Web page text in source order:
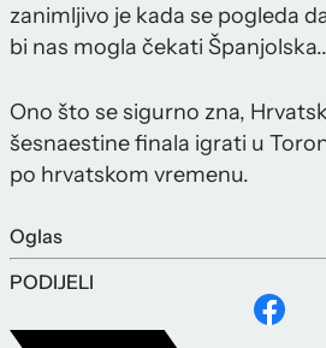
zanimljivo je kada se pogleda
bi nas mogla čekati
Ono što se sigurno zna,
šesnaestine finala igrati u
po hrvatskom vremenu.
Oglas
PODIJELI